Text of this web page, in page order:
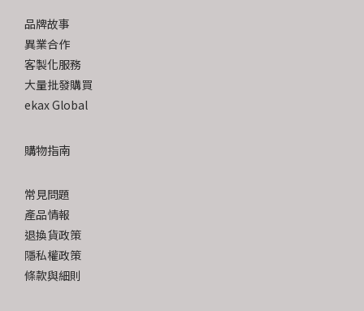
品牌故事
異業合作
客製化服務
大量批發購買
ekax Global
購物指南
常見問題
產品情報
退換貨政策
隱私權政策
條款與細則